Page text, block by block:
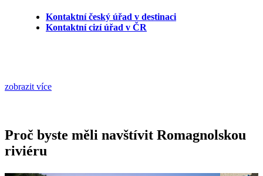
Kontaktní český úřad v destinaci
Kontaktní cizí úřad v ČR
zobrazit více
Proč byste měli navštívit Romagnolskou
riviéru